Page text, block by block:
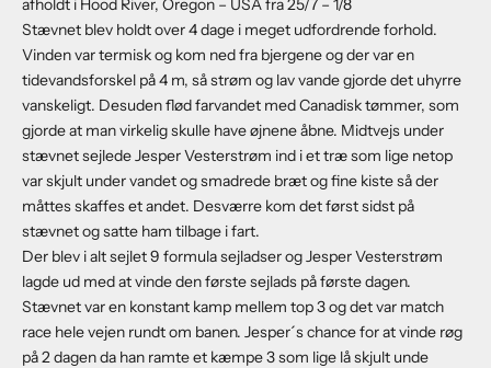
afholdt i Hood River, Oregon – USA fra 25/7 – 1/8
Stævnet blev holdt over 4 dage i meget udfordrende forhold.
Vinden var termisk og kom ned fra bjergene og der var en
tidevandsforskel på 4 m, så strøm og lav vande gjorde det uhyrre
vanskeligt. Desuden flød farvandet med Canadisk tømmer, som
gjorde at man virkelig skulle have øjnene åbne. Midtvejs under
stævnet sejlede Jesper Vesterstrøm ind i et træ som lige netop
var skjult under vandet og smadrede bræt og fine kiste så der
måttes skaffes et andet. Desværre kom det først sidst på
stævnet og satte ham tilbage i fart.
Der blev i alt sejlet 9 formula sejladser og Jesper Vesterstrøm
lagde ud med at vinde den første sejlads på første dagen.
Stævnet var en konstant kamp mellem top 3 og det var match
race hele vejen rundt om banen. Jesper´s chance for at vinde røg
på 2 dagen da han ramte et kæmpe 3 som lige lå skjult unde